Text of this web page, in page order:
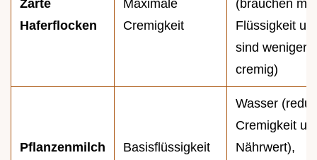
Zarte
Haferflocken
Maximale
Cremigkeit
(brauchen
Flüssigkeit
sind weniger
cremig)
Pflanzenmilch Basisflüssigkeit
Wasser
Cremigkeit
Nährwert),